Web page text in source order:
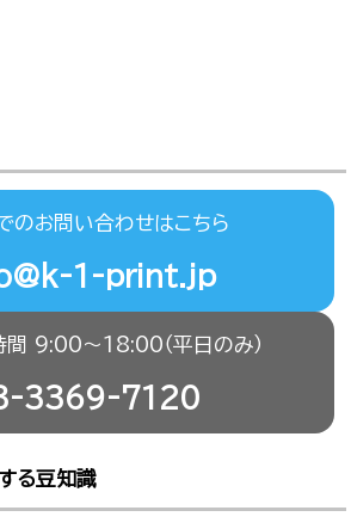
のお問い合わせはこちら
1-print.jp
間 9:00〜18:00（平日のみ）
3369-7120
る豆知識